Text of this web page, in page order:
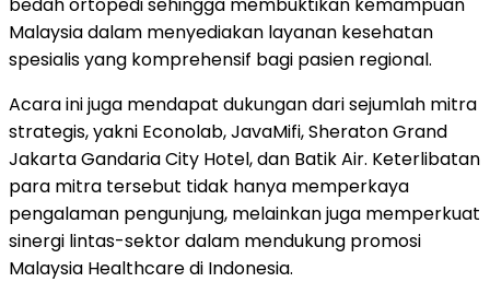
Malaysia dalam menyediakan layanan kesehatan
spesialis yang komprehensif bagi pasien regional.
Acara ini juga mendapat dukungan dari sejumlah mitra
strategis, yakni Econolab, JavaMifi, Sheraton Grand
Jakarta Gandaria City Hotel, dan Batik Air. Keterlibatan
para mitra tersebut tidak hanya memperkaya
pengalaman pengunjung, melainkan juga memperkuat
sinergi lintas-sektor dalam mendukung promosi
Malaysia Healthcare di Indonesia.